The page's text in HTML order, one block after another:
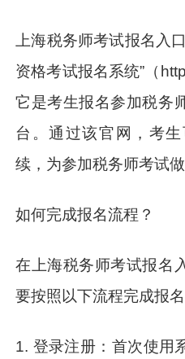
上海税务师考试报名入
资格考试报名系统”（
它是考生报名参加税务
台。通过该官网，考
续，为参加税务师考试做
如何完成报名流程？
在上海税务师考试报名
要按照以下流程完成报名
1. 登录注册：首次使用